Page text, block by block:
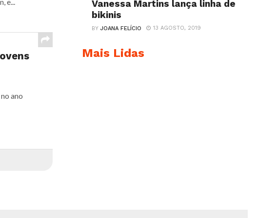
ano
Vanessa Martins lança linha de
bikinis
BYJOANA FELÍCIO 13 AGOSTO, 2019
Mais Lidas